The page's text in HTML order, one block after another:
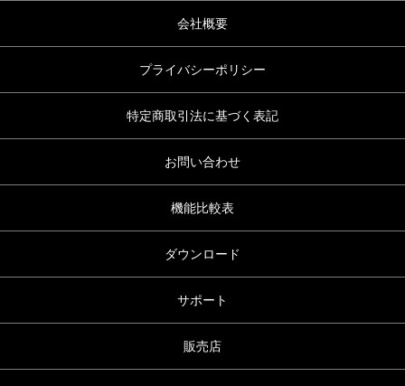
会社概要
プライバシーポリシー
特定商取引法に基づく表記
お問い合わせ
機能比較表
ダウンロード
サポート
販売店